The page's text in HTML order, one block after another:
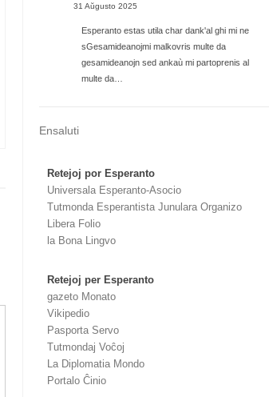
31 Aŭgusto 2025
Esperanto estas utila char dank'al ghi mi ne
sGesamideanojmi malkovris multe da
gesamideanojn sed ankaù mi partoprenis al
multe da…
Ensaluti
Retejoj por Esperanto
Universala Esperanto-Asocio
Tutmonda Esperantista Junulara Organizo
Libera Folio
la Bona Lingvo
Retejoj per Esperanto
gazeto Monato
Vikipedio
Pasporta Servo
Tutmondaj Voĉoj
La Diplomatia Mondo
Portalo Ĉinio